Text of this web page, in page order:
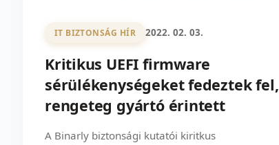
IT BIZTONSÁG HÍR 2022. 02. 03.
Kritikus UEFI firmware
sérülékenységeket fedeztek fel,
rengeteg gyártó érintett
A Binarly biztonsági kutatói kiritkus